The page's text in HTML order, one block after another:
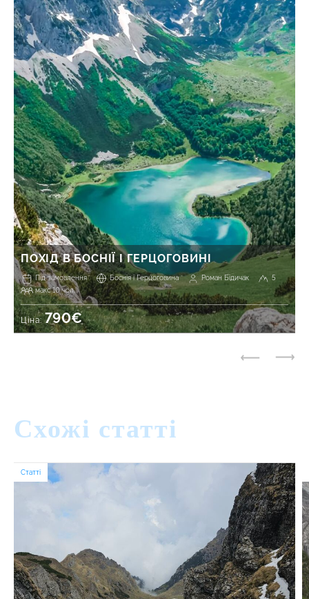
ПОХІД В БОСНІЇ І ГЕРЦОГОВИНІ
Під замовлення Боснія і Герцоговина Роман Бідичак
5
макс 10 чол.
Ціна:790€
Схожі статті
Статті